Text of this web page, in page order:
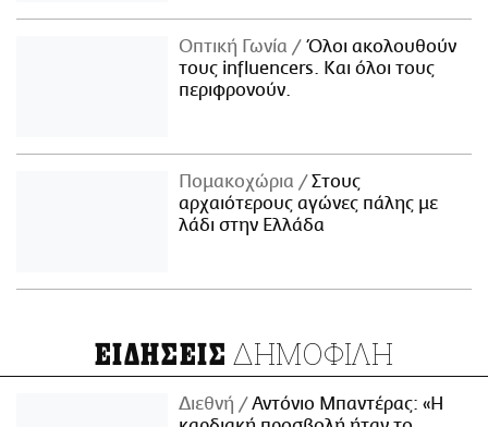
Οπτική Γωνία
Όλοι ακολουθούν
τους influencers. Και όλοι τους
περιφρονούν.
Πομακοχώρια
Στους
αρχαιότερους αγώνες πάλης με
λάδι στην Ελλάδα
ΕΙΔΗΣΕΙΣ ΔΗΜΟΦΙΛΗ
Διεθνή
Αντόνιο Μπαντέρας: «Η